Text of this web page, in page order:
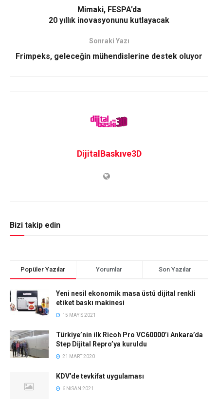
Mimaki, FESPA’da
20 yıllık inovasyonunu kutlayacak
Sonraki Yazı
Frimpeks, geleceğin mühendislerine destek oluyor
DijitalBaskıve3D
Bizi takip edin
Popüler Yazılar Yorumlar Son Yazılar
Yeni nesil ekonomik masa üstü dijital renkli
etiket baskı makinesi
15 MAYIS 2021
Türkiye’nin ilk Ricoh Pro VC60000’i Ankara’da
Step Dijital Repro’ya kuruldu
21 MART 2020
KDV’de tevkifat uygulaması
6 NISAN 2021